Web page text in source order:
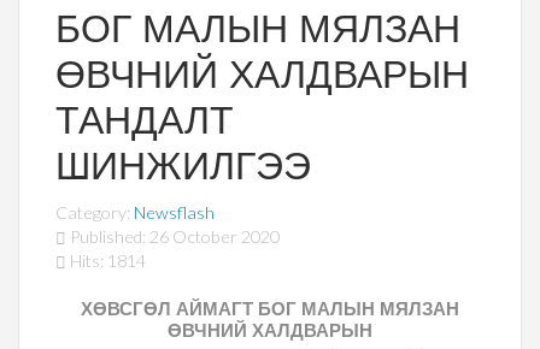
БОГ МАЛЫН МЯЛЗАН
ӨВЧНИЙ ХАЛДВАРЫН
ТАНДАЛТ
ШИНЖИЛГЭЭ
Category: Newsflash
Published: 26 October 2020
Hits: 1814
ХӨВСГӨЛ АЙМАГТ БОГ МАЛЫН МЯЛЗАН
ӨВЧНИЙ ХАЛДВАРЫН